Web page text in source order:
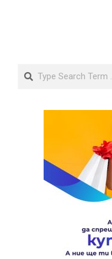
Search